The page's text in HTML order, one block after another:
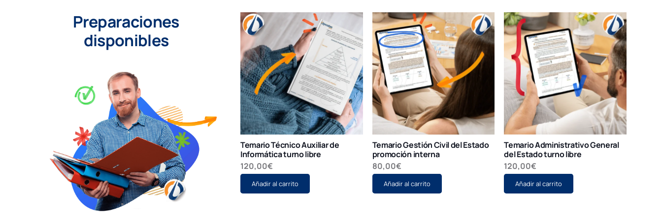
Preparaciones
disponibles
Temario Técnico Auxiliar de
Informática turno libre
120,00€
Añadir al carrito
Temario Gestión Civil del Estado
promoción interna
80,00€
Añadir al carrito
Temario Administrativo General
del Estado turno libre
120,00€
Añadir al carrito